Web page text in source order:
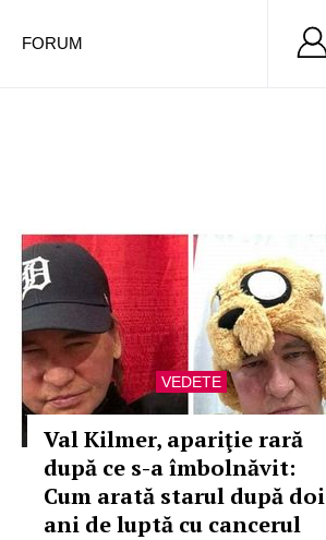
VEDETE
Val Kilmer, apariţie rară
după ce s-a îmbolnăvit:
Cum arată starul după doi
ani de luptă cu cancerul
FORUM